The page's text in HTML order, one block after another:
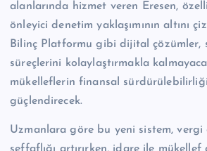
alanlarında hizmet veren Eresen,
önleyici denetim yaklaşımının altını
Bilinç Platformu gibi dijital çözümler,
süreçlerini kolaylaştırmakla
mükelleflerin finansal
güçlendirecek.
Uzmanlara göre bu yeni sistem, vergi